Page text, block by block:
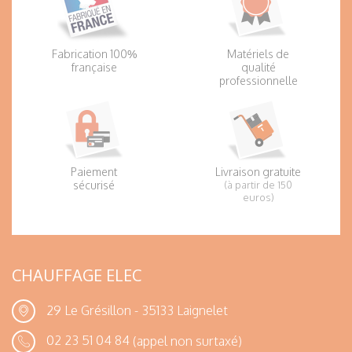
Fabrication 100%
française
Matériels de
qualité
professionnelle
Paiement
sécurisé
Livraison gratuite
(à partir de 150
euros)
CHAUFFAGE ELEC
29 Le Grésillon - 35133 Laignelet
02 23 51 04 84 (appel non surtaxé)